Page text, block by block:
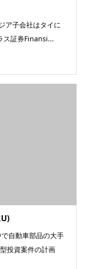
ア子会社はタイに
ス証券Finansi...
自動車部品の大手
投資案件の計画